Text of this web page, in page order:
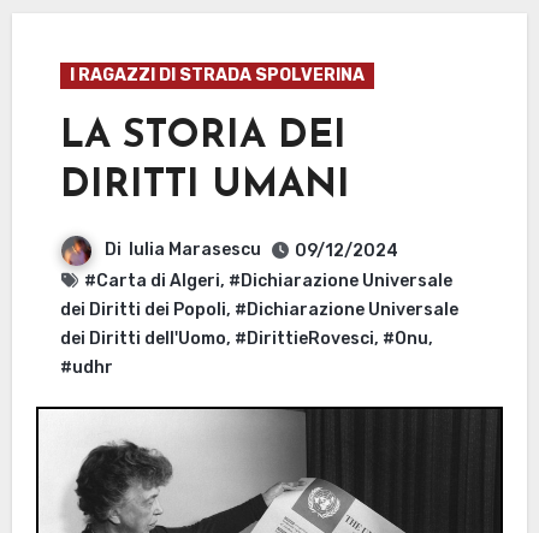
I RAGAZZI DI STRADA SPOLVERINA
LA STORIA DEI
DIRITTI UMANI
Di Iulia Marasescu
09/12/2024
#Carta di Algeri, #Dichiarazione Universale
dei Diritti dei Popoli, #Dichiarazione Universale
dei Diritti dell'Uomo, #DirittieRovesci, #Onu,
#udhr